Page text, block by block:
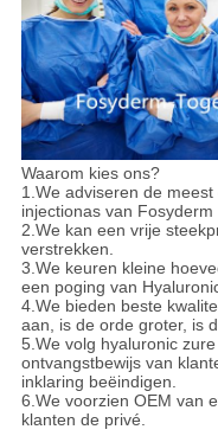
Waarom kies ons?
1.We adviseren de
injectionas van
2.We kan een vrije
verstrekken.
3.We keuren kleine
een poging van
4.We bieden beste
aan, is de orde groter, is
5.We volg hyaluronic
ontvangstbewijs van
inklaring beëindigen.
6.We voorzien OEM van
klanten de privé.